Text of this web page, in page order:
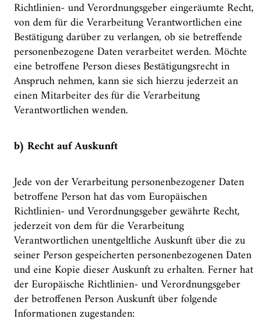
Richtlinien- und Verordnungsgeber eingeräumte Recht,
von dem für die Verarbeitung Verantwortlichen eine
Bestätigung darüber zu verlangen, ob sie betreffende
personenbezogene Daten verarbeitet werden. Möchte
eine betroffene Person dieses Bestätigungsrecht in
Anspruch nehmen, kann sie sich hierzu jederzeit an
einen Mitarbeiter des für die Verarbeitung
Verantwortlichen wenden.
b) Recht auf Auskunft
Jede von der Verarbeitung personenbezogener Daten
betroffene Person hat das vom Europäischen
Richtlinien- und Verordnungsgeber gewährte Recht,
jederzeit von dem für die Verarbeitung
Verantwortlichen unentgeltliche Auskunft über die zu
seiner Person gespeicherten personenbezogenen Daten
und eine Kopie dieser Auskunft zu erhalten. Ferner hat
der Europäische Richtlinien- und Verordnungsgeber
der betroffenen Person Auskunft über folgende
Informationen zugestanden: